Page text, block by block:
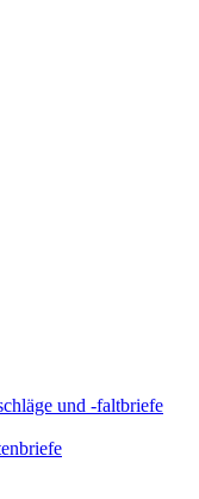
und -faltbriefe